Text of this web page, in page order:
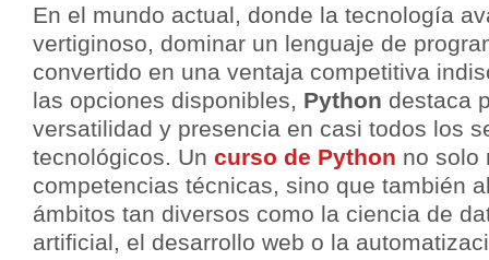
En el mundo actual, donde la tecnología
vertiginoso, dominar un lenguaje de
convertido en una ventaja competitiva
las opciones disponibles, Python destaca
versatilidad y presencia en casi todos los
tecnológicos. Un curso de Python no solo
competencias técnicas, sino que también
ámbitos tan diversos como la ciencia de
artificial, el desarrollo web o la